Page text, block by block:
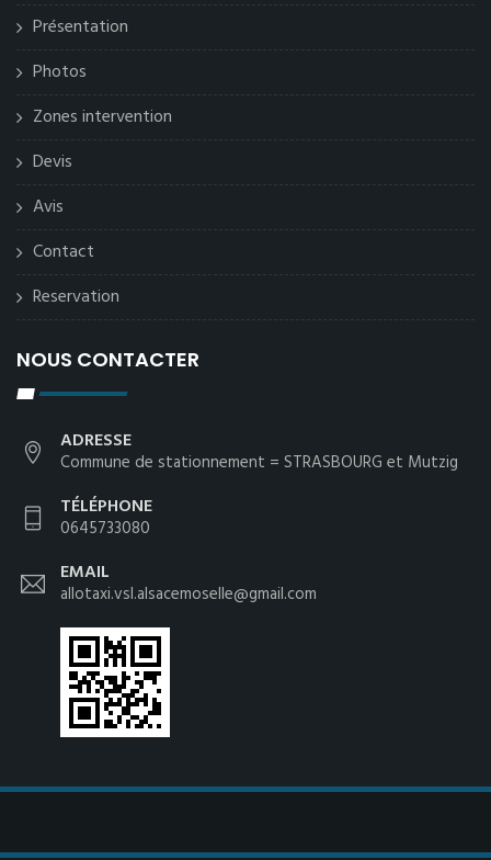
Présentation
Photos
Zones intervention
Devis
Avis
Contact
Reservation
NOUS CONTACTER
ADRESSE
Commune de stationnement = STRASBOURG et Mutzig
TÉLÉPHONE
0645733080
EMAIL
allotaxi.vsl.alsacemoselle@gmail.com